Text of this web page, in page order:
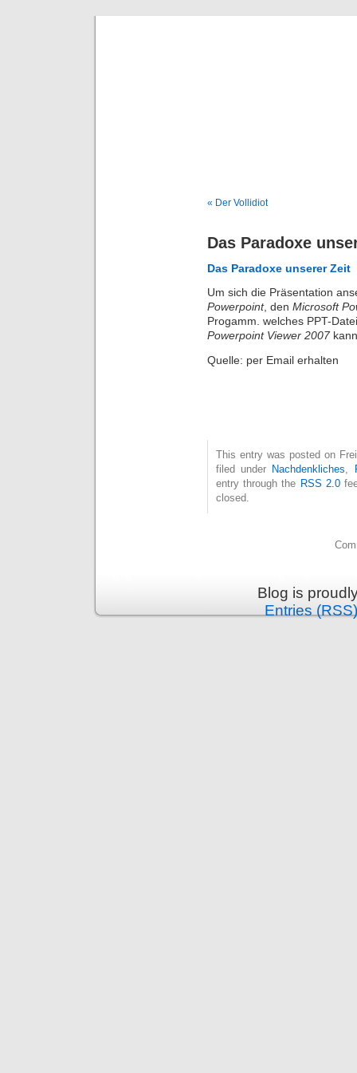
« Der Vollidiot
Das Paradoxe
Das Paradoxe unserer Zeit
Um sich die Präsentation
Powerpoint, den Microsoft
Progamm. welches PPT-
Powerpoint Viewer 2007
Quelle: per Email erhalten
This entry was posted on
filed under Nachdenkliches
entry through the RSS 2.0
closed.
Blog is
Entries (RSS)